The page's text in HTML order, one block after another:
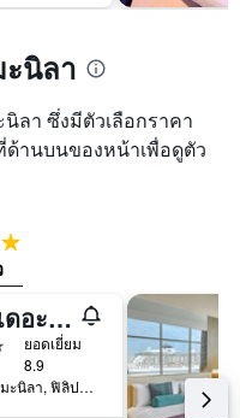
ะนิลา
ลา ซึ่งมีตัวเลือกราคา
านบนของหน้าเพื่อดูตัว
ว
โรงแรมเดอะมะนิลา
ยอดเยี่ยม
8.9
1 Rizal Park, มะนิลา, ฟิลิปปินส์